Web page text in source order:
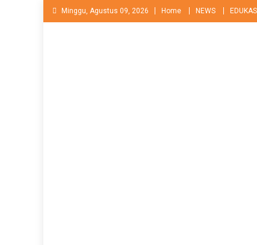
Skip
to
Minggu, Agustus 09, 2026 Home NEWS EDUKASI